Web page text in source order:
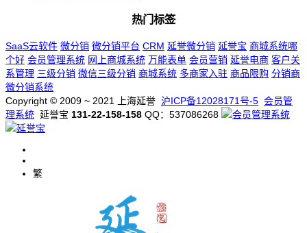
热门标签
SaaS云软件 微分销 微分销平台 CRM 延誉微分销 延誉宝 商城系统哪
个好 会员管理系统 网上商城系统 万能表单 会员营销 延誉电商 客户关
系管理 三级分销 微信三级分销 商城系统 多商家入驻 商品限购 分销商
微分销系统
Copyright © 2009 ~ 2021 上海延誉 沪ICP备12028171号-5 会员管
理系统 延誉宝 131-22-158-158 QQ：537086268
繁